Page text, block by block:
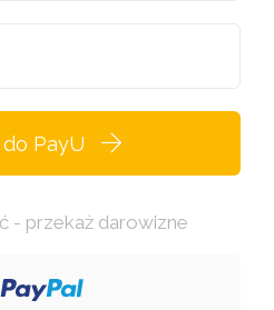
PayU
- przekaż darowizne